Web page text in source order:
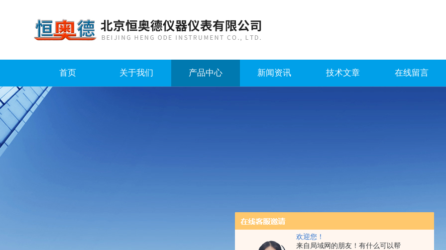
欢迎您！
来自局域网的朋友！有什么可以帮
首页 关于我们 产品中心 新闻资讯 技术文章 在线留言